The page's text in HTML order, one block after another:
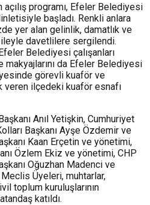
açılış programı, Efeler Belediyesi
başladı. Renkli anlara
yer alan gelinlik, damatlık ve
davetlilere sergilendi.
Belediyesi çalışanları
makyajlarını da Efeler Belediyesi
görevli kuaför ve
ilçedeki kuaför esnafı
Anıl Yetişkin, Cumhuriyet
Başkanı Ayşe Özdemir ve
Kaan Erçetin ve yönetimi,
Özlem Ekiz ve yönetimi, CHP
Oğuzhan Madenci ve
Üyeleri, muhtarlar,
toplum kuruluşlarının
katıldı.